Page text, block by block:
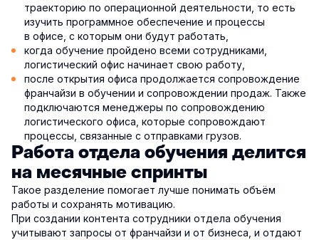
траекторию по операционной деятельности, то есть
изучить программное обеспечение и процессы
в офисе, с которым они будут работать,
когда обучение пройдено всеми сотрудниками,
логистический офис начинает свою работу,
после открытия офиса продолжается сопровождение
франчайзи в обучении и сопровождении продаж. Также
подключаются менеджеры по сопровождению
логистического офиса, которые сопровождают
процессы, связанные с отправками грузов.
Работа отдела обучения делится
на месячные спринты
Такое разделение помогает лучше понимать объём
работы и сохранять мотивацию.
При создании контента сотрудники отдела обучения
учитывают запросы от франчайзи и от бизнеса, и отдают